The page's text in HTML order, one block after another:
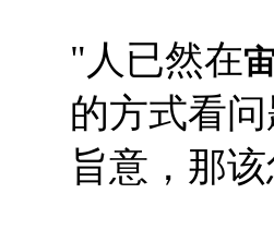
"人已然在
的方式看
旨意，那